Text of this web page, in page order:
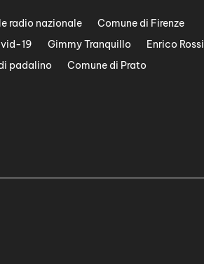
radio nazionale
Comune di Firenze
19 Gimmy Tranquillo
Enrico Rossi
padalino
Comune di Prato